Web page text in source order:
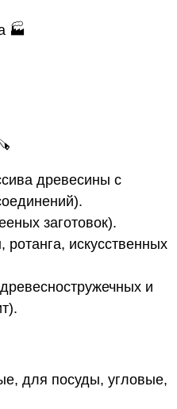
🏭
древесины с
заготовок).
искусственных
и
для посуды, угловые,